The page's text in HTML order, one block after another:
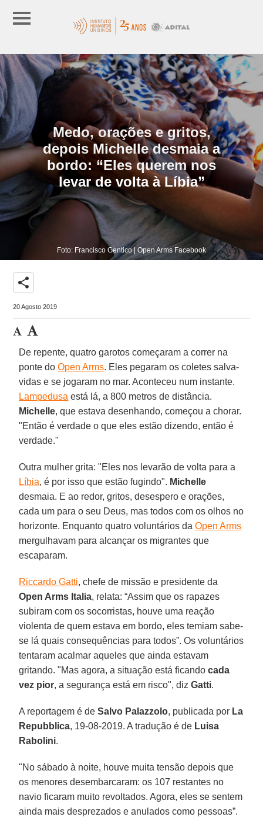
Medo, orações e gritos,
depois Michelle desmaia a
bordo: “Eles querem nos
levar de volta à Líbia”
Foto: Francisco Gentico | Open Arms Facebook
share
20 Agosto 2019
De repente, quatro garotos começaram a correr na
ponte doOpen Arms. Eles pegaram os coletes salva-
vidas e se jogaram no mar. Aconteceu num instante.
Lampedusa está lá, a 800 metros de distância.
Michelle, que estava desenhando, começou a chorar.
"Então é verdade o que eles estão dizendo, então é
verdade."
Outra mulher grita: "Eles nos levarão de volta para a
Líbia, é por isso que estão fugindo". Michelle
desmaia. E ao redor, gritos, desespero e orações,
cada um para o seu Deus, mas todos com os olhos no
horizonte. Enquanto quatro voluntários daOpen Arms
mergulhavam para alcançar os migrantes que
escaparam.
Riccardo Gatti, chefe de missão e presidente da
Open Arms Italia, relata: “Assim que os rapazes
subiram com os socorristas, houve uma reação
violenta de quem estava em bordo, eles temiam sabe-
se lá quais consequências para todos”. Os voluntários
tentaram acalmar aqueles que ainda estavam
gritando. "Mas agora, a situação está ficandocada
vez pior, a segurança está em risco", dizGatti.
A reportagem é deSalvo Palazzolo, publicada por La
Repubblica, 19-08-2019. A tradução é de Luisa
Rabolini.
"No sábado à noite, houve muita tensão depois que
os menores desembarcaram: os 107 restantes no
navio ficaram muito revoltados. Agora, eles se sentem
ainda mais desprezados e anulados como pessoas”.